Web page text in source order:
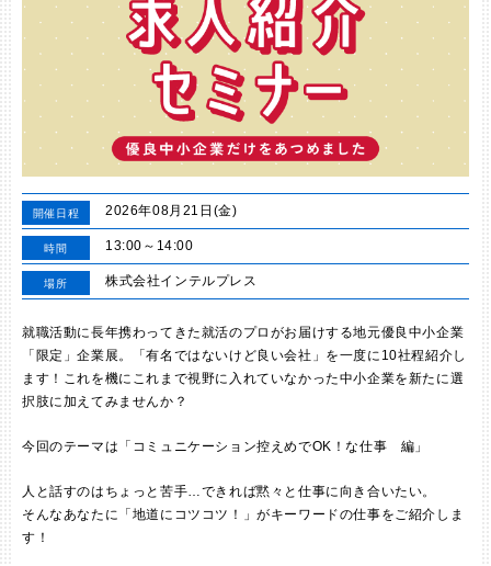
開催日程 2026年08月21日(金)
時間 13:00～14:00
場所 株式会社インテルプレス
就職活動に長年携わってきた就活のプロがお届けする地元優良中小企業
「限定」企業展。「有名ではないけど良い会社」を一度に10社程紹介し
ます！これを機にこれまで視野に入れていなかった中小企業を新たに選
択肢に加えてみませんか？
今回のテーマは「コミュニケーション控えめでOK！な仕事 編」
人と話すのはちょっと苦手…できれば黙々と仕事に向き合いたい。
そんなあなたに「地道にコツコツ！」がキーワードの仕事をご紹介しま
す！